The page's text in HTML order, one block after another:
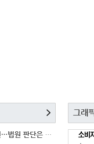
면접교섭 거부 반복된다면…법원 판단은 달라질까
그래